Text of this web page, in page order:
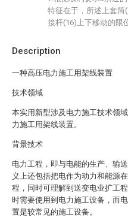
Description
一种高压电力施工用架线装置
技术领域
本实用新型涉及电力施工技术领
力施工用架线装置。
背景技术
电力工程，即与电能的生产、输
义上还包括把电作为动力和能源
程，同时可理解到送变电业扩工
时需要使用到电力施工设备，而
置是较常见的施工设备。
特征在于，所述上套
接杆(16)上下移动的限